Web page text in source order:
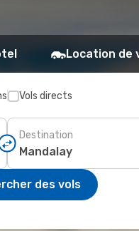
Location de
Vols directs
Destination
des vols